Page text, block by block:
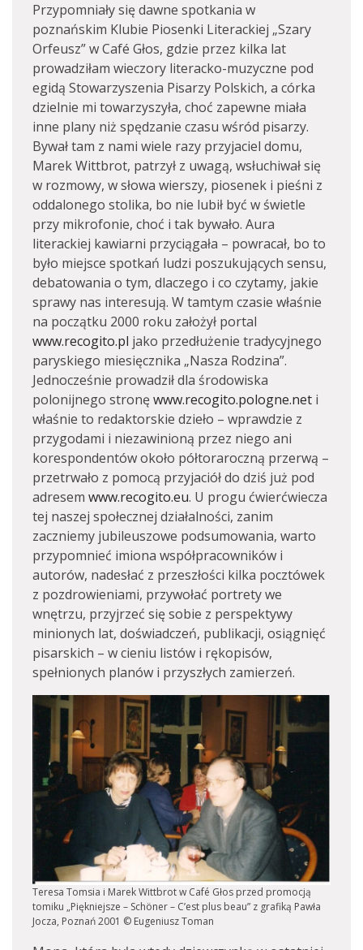
Przypomniały się dawne spotkania w
poznańskim Klubie Piosenki Literackiej „Szary
Orfeusz” w Café Głos, gdzie przez kilka lat
prowadziłam wieczory literacko-muzyczne pod
egidą Stowarzyszenia Pisarzy Polskich, a córka
dzielnie mi towarzyszyła, choć zapewne miała
inne plany niż spędzanie czasu wśród pisarzy.
Bywał tam z nami wiele razy przyjaciel domu,
Marek Wittbrot, patrzył z uwagą, wsłuchiwał się
w rozmowy, w słowa wierszy, piosenek i pieśni z
oddalonego stolika, bo nie lubił być w świetle
przy mikrofonie, choć i tak bywało. Aura
literackiej kawiarni przyciągała – powracał, bo to
było miejsce spotkań ludzi poszukujących sensu,
debatowania o tym, dlaczego i co czytamy, jakie
sprawy nas interesują. W tamtym czasie właśnie
na początku 2000 roku założył portal
www.recogito.pl jako przedłużenie tradycyjnego
paryskiego miesięcznika „Nasza Rodzina”.
Jednocześnie prowadził dla środowiska
polonijnego stronęwww.recogito.pologne.net i
właśnie to redaktorskie dzieło – wprawdzie z
przygodami i niezawinioną przez niego ani
korespondentów około półtoraroczną przerwą –
przetrwało z pomocą przyjaciół do dziś już pod
adresem www.recogito.eu. U progu ćwierćwiecza
tej naszej społecznej działalności, zanim
zaczniemy jubileuszowe podsumowania, warto
przypomnieć imiona współpracowników i
autorów, nadesłać z przeszłości kilka pocztówek
z pozdrowieniami, przywołać portrety we
wnętrzu, przyjrzeć się sobie z perspektywy
minionych lat, doświadczeń, publikacji, osiągnięć
pisarskich – w cieniu listów i rękopisów,
spełnionych planów i przyszłych zamierzeń.
Teresa Tomsia i Marek Wittbrot w Café Głos przed promocją
tomiku „Piękniejsze – Schöner – C’est plus beau” z grafiką Pawła
Jocza, Poznań 2001 © Eugeniusz Toman